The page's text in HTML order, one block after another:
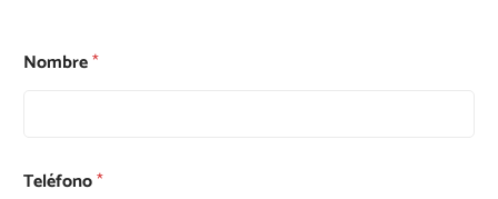
Nombre*
Teléfono*